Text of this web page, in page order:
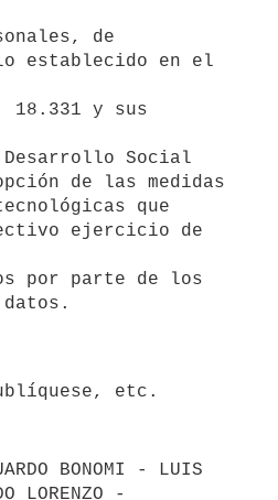
de
establecido en el
y sus
Social
de las medidas
que
ejercicio de
por parte de los
BONOMI - LUIS
LORENZO -